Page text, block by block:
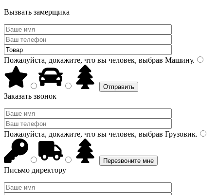
Вызвать замерщика
Пожалуйста, докажите, что вы человек, выбрав Машину.
Заказать звонок
Пожалуйста, докажите, что вы человек, выбрав Грузовик.
Письмо директору